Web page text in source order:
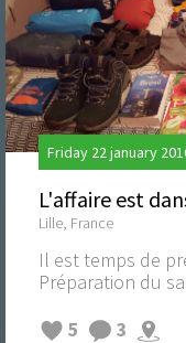
Friday 22 january
L'affaire est
Lille, France
Il est temps de
Préparation du
5
3